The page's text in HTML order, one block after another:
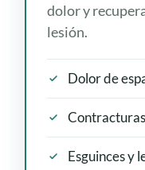
dolor y
lesión.
Dolor de
Esguinces y